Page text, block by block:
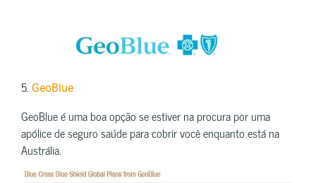
5. GeoBlue
GeoBlue é uma boa opção se estiver na procura por uma
apólice de seguro saúde para cobrir você enquanto está na
Austrália.